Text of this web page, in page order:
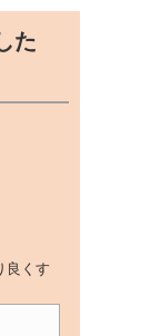
た
良くす